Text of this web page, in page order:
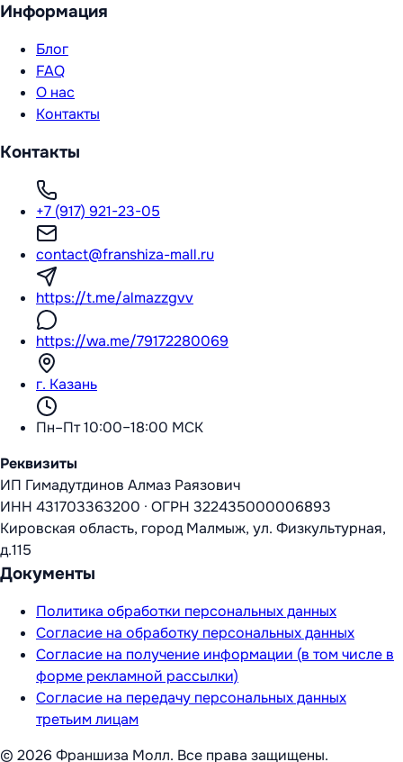
Информация
Блог
FAQ
О нас
Контакты
Контакты
+7 (917) 921-23-05
contact@franshiza-mall.ru
https://t.me/almazzgvv
https://wa.me/79172280069
г. Казань
Пн–Пт 10:00–18:00 МСК
Реквизиты
ИП Гимадутдинов Алмаз Раязович
ИНН 431703363200 · ОГРН 322435000006893
Кировская область, город Малмыж, ул. Физкультурная,
д.115
Документы
Политика обработки персональных данных
Согласие на обработку персональных данных
Согласие на получение информации (в том числе в
форме рекламной рассылки)
Согласие на передачу персональных данных
третьим лицам
© 2026 Франшиза Молл. Все права защищены.